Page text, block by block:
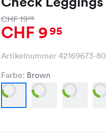
CHF 1995
CHF 995
Artikelnummer 42169673-80
Farbe: Brown